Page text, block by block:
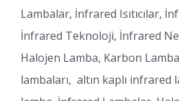
Lambalar, İnfrared Isıtıcılar,
İnfrared Teknoloji, İnfrared
Halojen Lamba, Karbon
lambaları, altın kaplı